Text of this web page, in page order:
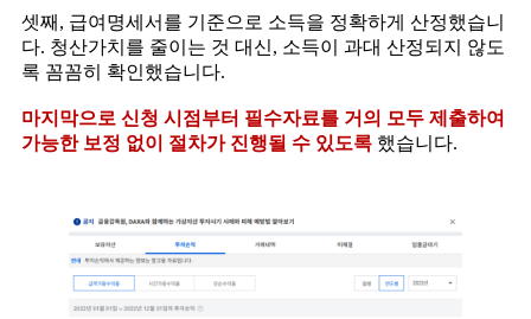
셋째, 급여명세서를 기준으로 소득을 정확하게 산정했습니
다. 청산가치를 줄이는 것 대신, 소득이 과대 산정되지 않도
록 꼼꼼히 확인했습니다.
마지막으로 신청 시점부터 필수자료를 거의 모두 제출하여
가능한 보정 없이 절차가 진행될 수 있도록 했습니다.